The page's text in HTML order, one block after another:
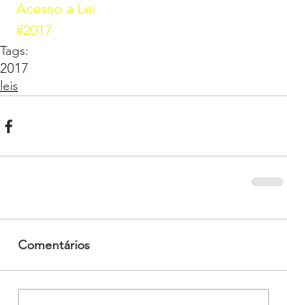
Acesso a Lei
#2017
Tags:
2017
leis
Comentários